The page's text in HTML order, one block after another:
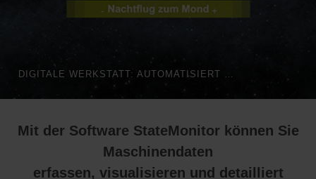
DIGITALE WERKSTATT: AUTOMATISIERT FERTIGEN MIT DEM STATEMONITOR
Mit der Software StateMonitor können Sie
Maschinendaten
erfassen, visualisieren und detailliert